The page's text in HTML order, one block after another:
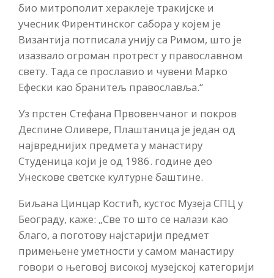
био митрополит хераклеје тракијске и
учесник Фирентинског сабора у којем је
Византија потписала унију са Римом, што је
изазвало огроман протрест у православном
свету. Тада се прославио и чувени Марко
Ефески као бранитељ православља.“
Уз прстен Стефана Првовенчаног и покров
Деспине Оливере, Плаштаница је један од
највреднијих предмета у манастиру
Студеница који је од 1986. године део
Унескове светске културне баштине.
Биљана Цинцар Костић, кустос Музеја СПЦ у
Београду, каже: „Све то што се налази као
благо, а поготову најстарији предмет
примењене уметности у самом манастиру
говори о његовој високој музејској категорији